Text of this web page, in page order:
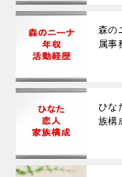
森の
属事
ひな
族構